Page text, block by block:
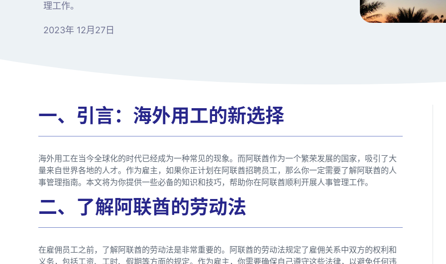
理工作。
2023年 12月27日
一、引言：海外用工的新选择
海外用工在当今全球化的时代已经成为一种常见的现象。而阿联酋作为一个繁荣发展的国家，吸引了大
量来自世界各地的人才。作为雇主，如果你正计划在阿联酋招聘员工，那么你一定需要了解阿联酋的人
事管理指南。本文将为你提供一些必备的知识和技巧，帮助你在阿联酋顺利开展人事管理工作。
二、了解阿联酋的劳动法
在雇佣员工之前，了解阿联酋的劳动法是非常重要的。阿联酋的劳动法规定了雇佣关系中双方的权利和
义务，包括工资、工时、假期等方面的规定。作为雇主，你需要确保自己遵守这些法律，以避免任何违